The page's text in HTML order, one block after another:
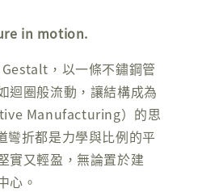
in motion.
，以一條不鏽鋼管
迴圈般流動，讓結構成為
Manufacturing）的思
折都是力學與比例的平
實又輕盈，無論置於建
心。